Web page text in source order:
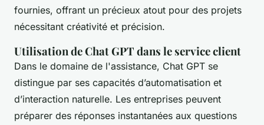
fournies, offrant un précieux atout pour des projets
nécessitant créativité et précision.
Utilisation de Chat GPT dans le service client
Dans le domaine de l'assistance, Chat GPT se
distingue par ses capacités d’automatisation et
d’interaction naturelle. Les entreprises peuvent
préparer des réponses instantanées aux questions